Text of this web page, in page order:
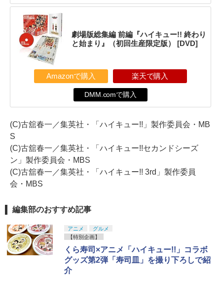
劇場版総集編 前編『ハイキュー!! 終わり
と始まり』（初回生産限定版） [DVD]
Amazonで購入 楽天で購入
DMM.comで購入
(C)古舘春一／集英社・「ハイキュー!!」製作委員会・MB
S
(C)古舘春一／集英社・「ハイキュー!!セカンドシーズ
ン」製作委員会・MBS
(C)古舘春一／集英社・「ハイキュー!! 3rd」製作委員
会・MBS
編集部のおすすめ記事
アニメ
グルメ
【特別企画】
くら寿司×アニメ「ハイキュー!!」コラボ
グッズ第2弾「寿司皿」を撮り下ろしで紹
介